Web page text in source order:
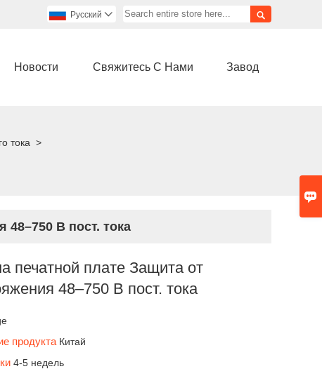


Pусский 
Новости Свяжитесь С Нами Завод
тока >
В пост. тока
печатной плате Защита от
48–750 В пост. тока
продукта Китай
4-5 недель